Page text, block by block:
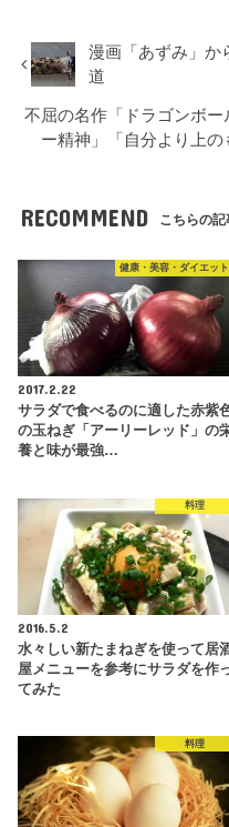
漫画「あずみ」か
道
不屈の名作「ドラゴンボー
ー精神」「自分より上の
RECOMMEND こちらの記
健康・美容・ダイエット
2017.2.22
サラダで食べるのに適した赤紫
の玉ねぎ「アーリーレッド」の
養と味が最強…
料理
2016.5.2
水々しい新たまねぎを使って居
屋メニューを参考にサラダを作
てみた
料理